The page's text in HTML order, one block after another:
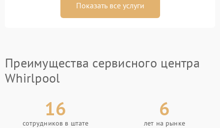
Показать все услуги
Преимущества сервисного центра
Whirlpool
16
сотрудников в штате
6
лет на рынке